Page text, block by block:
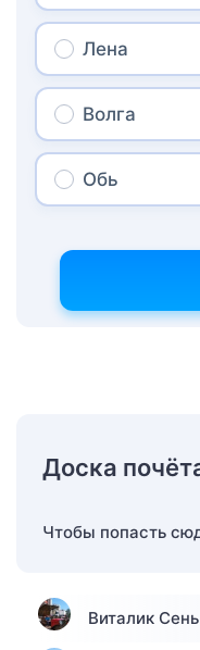
Лена
Волга
Обь
Доска
Чтобы попасть
Виталик Сень